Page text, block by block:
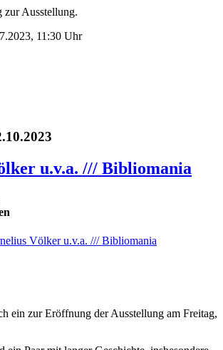
zur Ausstellung.
11:30 Uhr
u.v.a. /// Bibliomania
ein zur Eröffnung der Ausstellung am Freitag,